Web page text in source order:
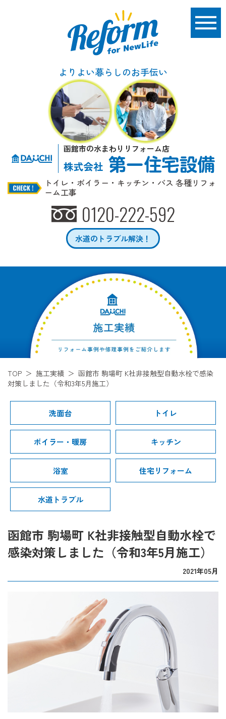
よりよい暮らしのお手伝い
函館市の水まわりリフォーム店
トイレ・ボイラー・キッチン・バス 各種リフォ
ーム工事
0120-222-592
水道のトラブル解決！
TOP 施工実績
函館市 駒場町 K社非接触型自動水栓で感染
対策しました（令和3年5月施工）
洗面台 トイレ
ボイラー・暖房 キッチン
浴室 住宅リフォーム
水道トラブル
函館市 駒場町 K社非接触型自動水栓で
感染対策しました（令和3年5月施工）
2021年05月